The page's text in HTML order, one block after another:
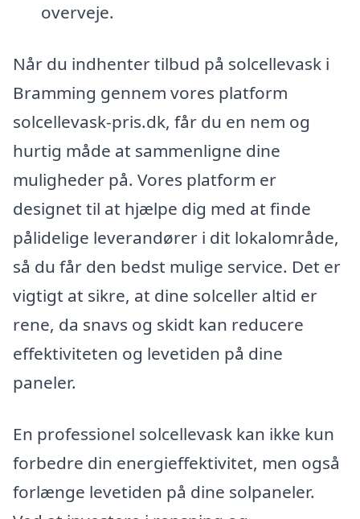
overveje.
Når du indhenter tilbud på solcellevask i
Bramming gennem vores platform
solcellevask-pris.dk, får du en nem og
hurtig måde at sammenligne dine
muligheder på. Vores platform er
designet til at hjælpe dig med at finde
pålidelige leverandører i dit lokalområde,
så du får den bedst mulige service. Det er
vigtigt at sikre, at dine solceller altid er
rene, da snavs og skidt kan reducere
effektiviteten og levetiden på dine
paneler.
En professionel solcellevask kan ikke kun
forbedre din energieffektivitet, men også
forlænge levetiden på dine solpaneler.